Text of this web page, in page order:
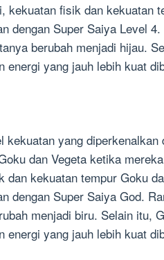
kekuatan fisik dan kekuatan
dengan Super Saiya Level
berubah menjadi hijau.
energi yang jauh lebih kuat
kekuatan yang diperkenalkan
dan Vegeta ketika
kekuatan tempur Goku
dengan Super Saiya God.
menjadi biru. Selain itu,
energi yang jauh lebih kuat